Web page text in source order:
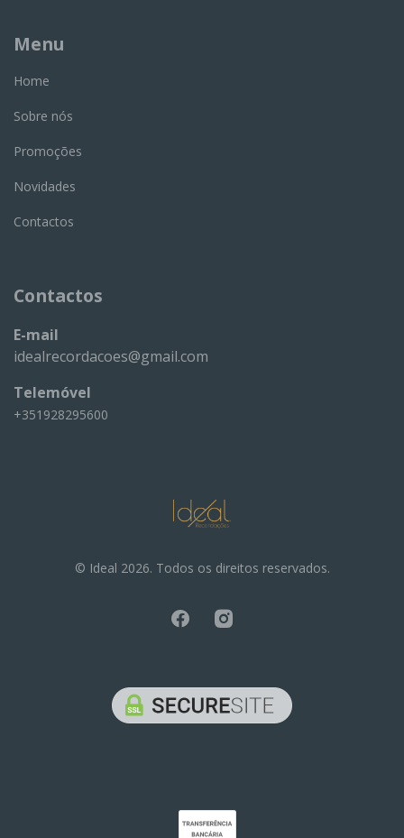
© Ideal 2026. Todos os direitos reservados.
Menu
Home
Sobre nós
Promoções
Novidades
Contactos
Contactos
E-mail
idealrecordacoes@gmail.com
Telemóvel
+351928295600